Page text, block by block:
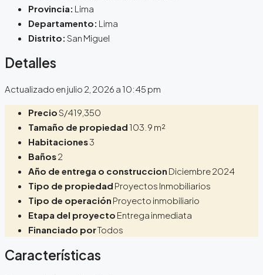
Provincia: Lima
Departamento: Lima
Distrito: San Miguel
Detalles
Actualizado en julio 2, 2026 a 10:45 pm
PrecioS/419,350
Tamaño de propiedad 103.9 m²
Habitaciones3
Baños2
Año de entrega o construccion Diciembre 2024
Tipo de propiedad Proyectos Inmobiliarios
Tipo de operación Proyecto inmobiliario
Etapa del proyecto Entrega inmediata
Financiado porTodos
Características